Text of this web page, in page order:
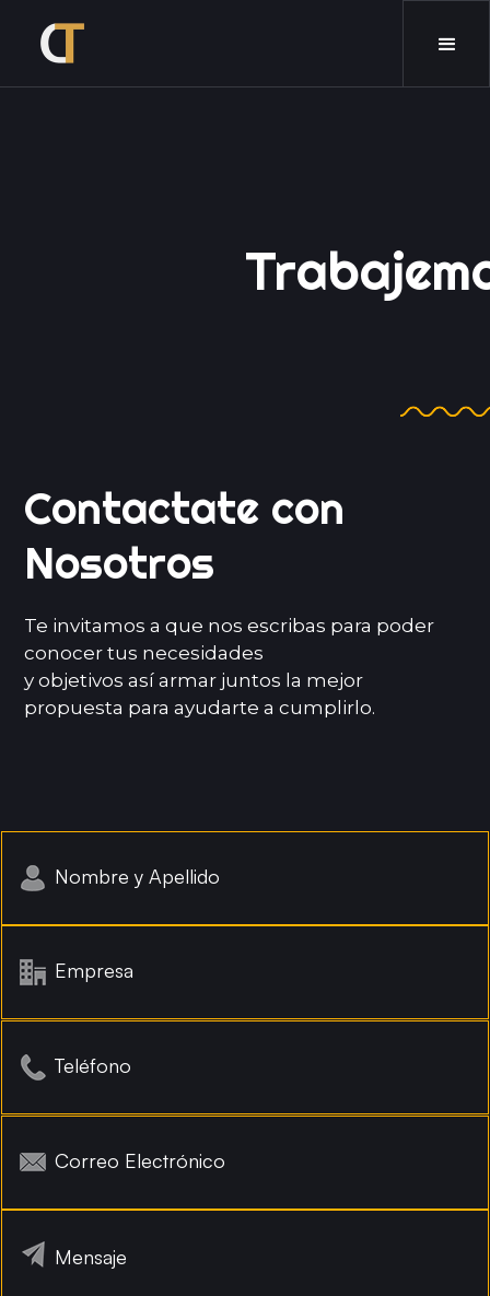
Contactate con
Nosotros
Te invitamos a que nos escribas para poder
conocer tus necesidades
y objetivos así armar juntos la mejor
propuesta para ayudarte a cumplirlo.